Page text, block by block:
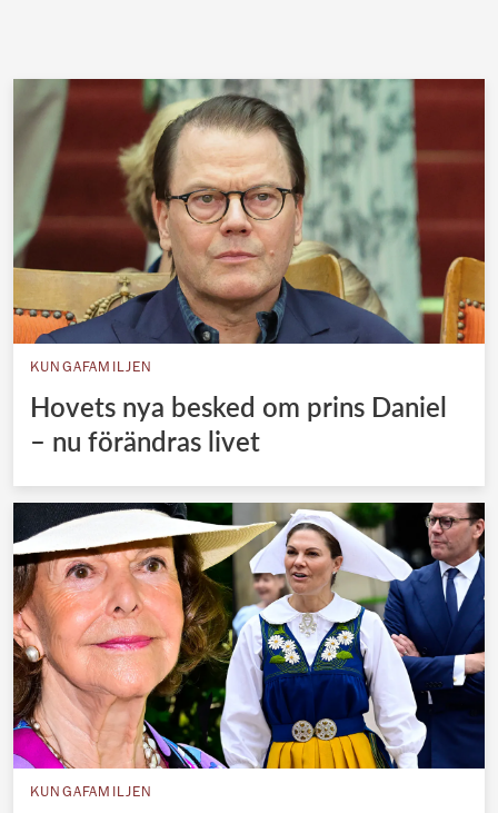
KUNGAFAMILJEN
Hovets nya besked om prins Daniel
– nu förändras livet
KUNGAFAMILJEN